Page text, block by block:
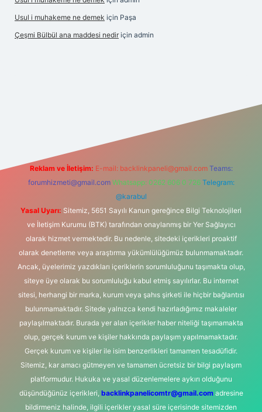
Usul i muhakeme ne demek için Paşa
Çeşmi Bülbül ana maddesi nedir için admin
Reklam ve İletişim: E-mail: backlinkpaneli@gmail.com Teams:
forumhizmeti@gmail.com Whatsapp: 0262 606 0 726 Telegram:
@karabul
Yasal Uyarı: Sitemiz, 5651 Sayılı Kanun gereğince Bilgi Teknolojileri
ve İletişim Kurumu (BTK) tarafından onaylanmış bir Yer Sağlayıcı
olarak hizmet vermektedir. Bu nedenle, sitedeki içerikleri proaktif
olarak denetleme veya araştırma yükümlülüğümüz bulunmamaktadır.
Ancak, üyelerimiz yazdıkları içeriklerin sorumluluğunu taşımakta olup,
siteye üye olarak bu sorumluluğu kabul etmiş sayılırlar. Bu internet
sitesi, herhangi bir marka, kurum veya şahıs şirketi ile hiçbir bağlantısı
bulunmamaktadır. Sitede yalnızca kendi hazırladığımız makaleler
paylaşılmaktadır. Burada yer alan içerikler haber niteliği taşımamakta
olup, gerçek kurum ve kişiler hakkında paylaşım yapılmamaktadır.
Gerçek kurum ve kişiler ile isim benzerlikleri tamamen tesadüfidir.
Sitemiz, kar amacı gütmeyen ve tamamen ücretsiz bir bilgi paylaşım
platformudur. Hukuka ve yasal düzenlemelere aykırı olduğunu
düşündüğünüz içerikleri, backlinkpanelicomtr@gmail.comadresine
bildirmeniz halinde, ilgili içerikler yasal süre içerisinde sitemizden